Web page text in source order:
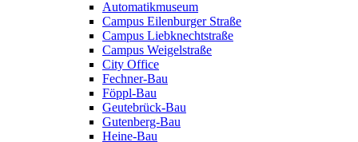
Automatikmuseum
Campus Eilenburger Straße
Campus Liebknechtstraße
Campus Weigelstraße
City Office
Fechner-Bau
Föppl-Bau
Geutebrück-Bau
Gutenberg-Bau
Heine-Bau